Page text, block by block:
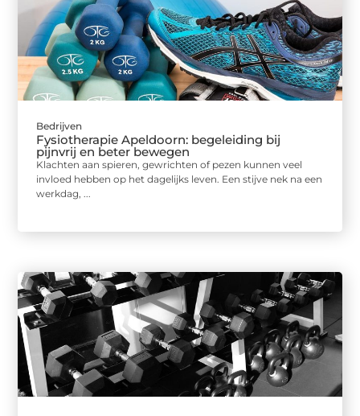
Bedrijven
Fysiotherapie Apeldoorn: begeleiding bij
pijnvrij en beter bewegen
Klachten aan spieren, gewrichten of pezen kunnen veel
invloed hebben op het dagelijks leven. Een stijve nek na een
werkdag, ...